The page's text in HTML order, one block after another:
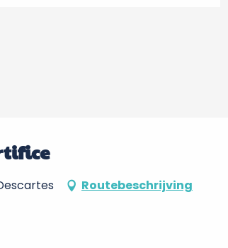
Routebeschrijving